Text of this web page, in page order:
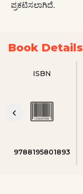
ಪ್ರಕಟಿಸಲಾಗಿದೆ.
Book Details
ISBN
9788195801893